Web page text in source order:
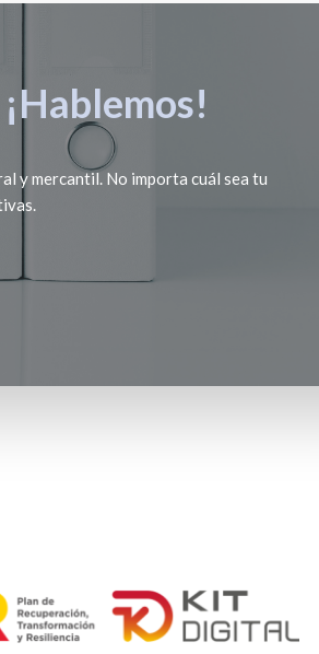
¡Hablemos!
y mercantil. No importa cuál sea tu